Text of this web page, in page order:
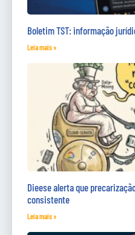
Boletim TST: informação
Leia mais »
Dieese alerta que
consistente
Leia mais »